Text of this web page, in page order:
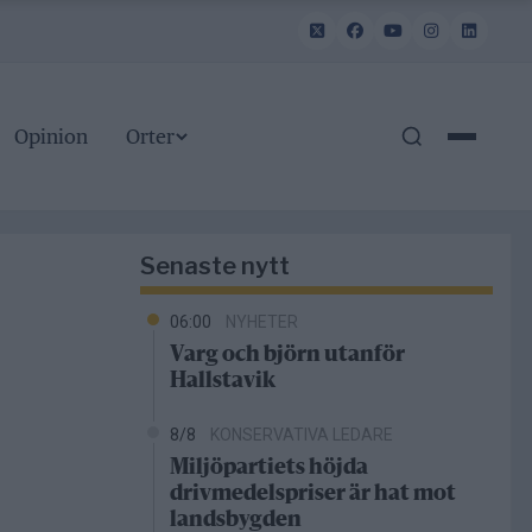
Opinion Orter
Senaste nytt
06:00 NYHETER
Varg och björn utanför
Hallstavik
8/8 KONSERVATIVA LEDARE
Miljöpartiets höjda
drivmedelspriser är hat mot
landsbygden